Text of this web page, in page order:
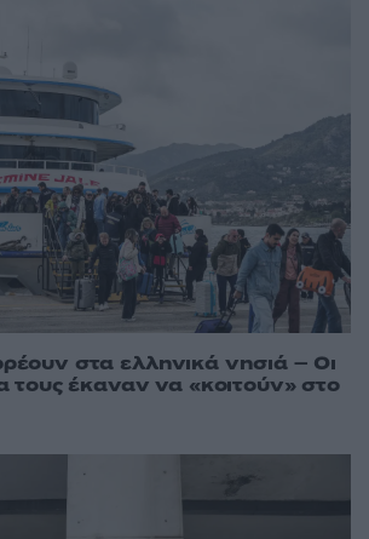
στα ελληνικά νησιά – Οι
τους έκαναν να «κοιτούν» στο